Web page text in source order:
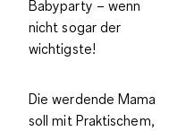
Babyparty – wenn
nicht sogar der
wichtigste!
Die werdende Mama
soll mit Praktischem,